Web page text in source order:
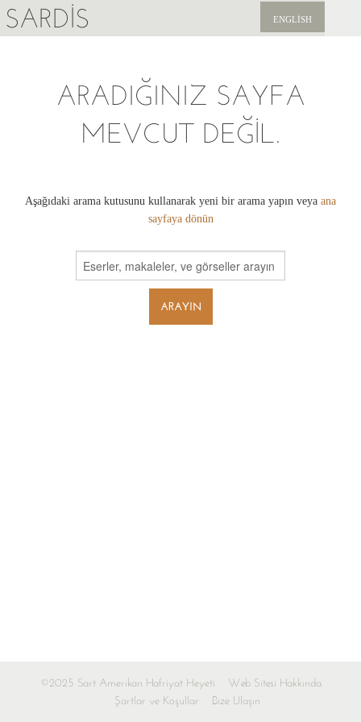
SARDIS ENGLISH
ARADIĞINIZ SAYFA
MEVCUT DEĞIL.
Aşağıdaki arama kutusunu kullanarak yeni bir arama yapın veya ana
sayfaya dönün
©2025 Sart Amerikan Hafriyat Heyeti
Web Sitesi Hakkında
Şartlar ve Koşullar
Bize Ulaşın